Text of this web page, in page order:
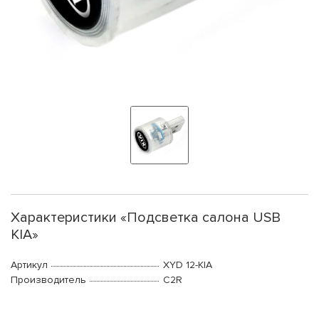
Характеристики «Подсветка салона USB
KIA»
Артикул
XYD 12-KIA
Производитель
C2R